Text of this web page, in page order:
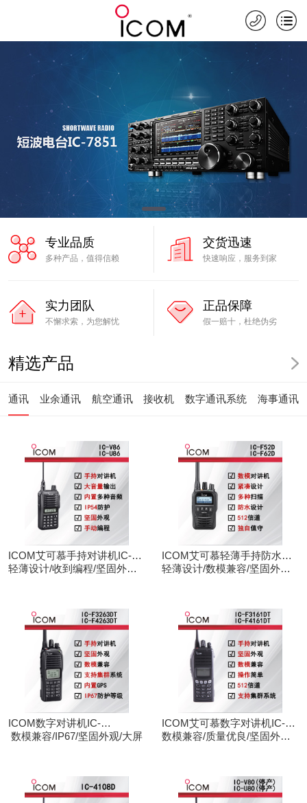
专业品质
多种产品，值得信赖
交货迅速
快速响应，服务到家
实力团队
不懈求索，为您解忧
正品保障
假一赔十，杜绝伪劣
精选产品
通讯 业余通讯 航空通讯 接收机 数字通讯系统 海事通讯
ICOM艾可慕手持对讲机IC-
V86/U86
轻薄设计/收到编程/坚固外观/
ICOM艾可慕轻薄手持防水对
讲机IC-F52D
轻薄设计/数模兼容/坚固外观/
ICOM数字对讲机IC-
F3263DT/IC-F4263DT
数模兼容/IP67/坚固外观/大屏
ICOM艾可慕数字对讲机IC-
F3161D IC-F4161D
数模兼容/质量优良/坚固外观/